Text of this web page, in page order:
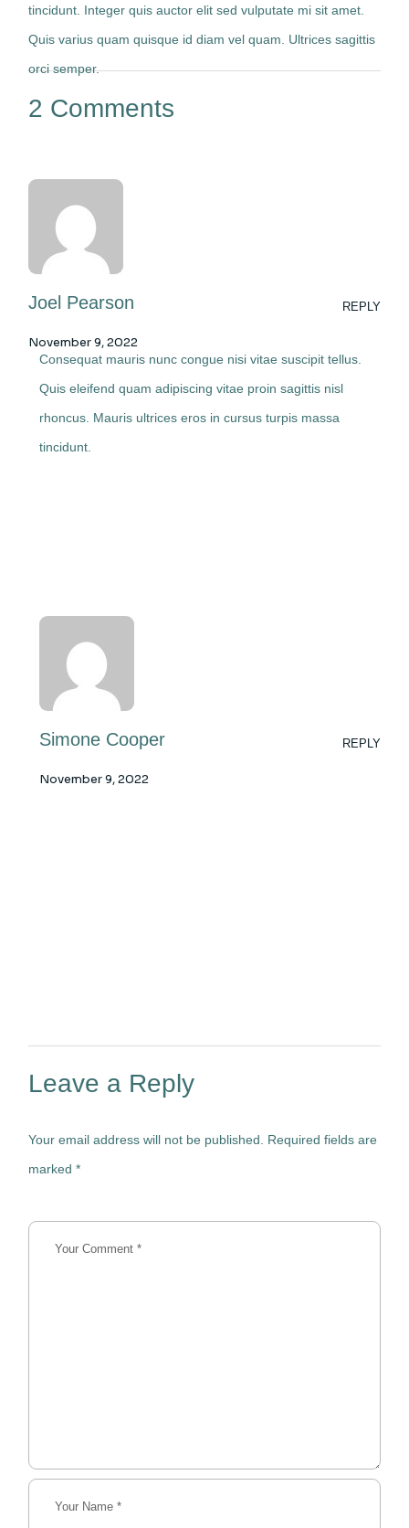
2 Comments
Joel Pearson
November 9, 2022
tincidunt. Integer quis auctor elit sed vulputate mi sit amet.
Quis varius quam quisque id diam vel quam. Ultrices sagittis
orci semper.
REPLY
Simone Cooper
November 9, 2022
Consequat mauris nunc congue nisi vitae suscipit tellus.
Quis eleifend quam adipiscing vitae proin sagittis nisl
rhoncus. Mauris ultrices eros in cursus turpis massa
tincidunt.
REPLY
Leave a Reply
Your email address will not be published.
Required fields are
marked*